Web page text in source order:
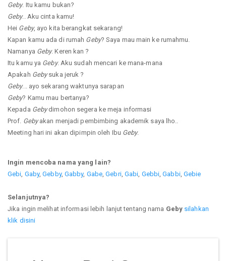
Geby. Itu kamu bukan?
Geby.. Aku cinta kamu!
Hei Geby, ayo kita berangkat sekarang!
Kapan kamu ada di rumah Geby? Saya mau main ke rumahmu.
Namanya Geby. Keren kan ?
Itu kamu ya Geby. Aku sudah mencari ke mana-mana
Apakah Gebysuka jeruk ?
Geby... ayo sekarang waktunya sarapan
Geby? Kamu mau bertanya?
Kepada Gebydimohon segera ke meja informasi
Prof. Gebyakan menjadi pembimbing akademik saya lho..
Meeting hari ini akan dipimpin oleh Ibu Geby.
Ingin mencoba nama yang lain?
Gebi Gaby,Gebby, Gabby, Gabe ,Gebri, Gabi Gebbi ,Gabbi, Gebie
Selanjutnya?
Jika ingin melihat informasi lebih lanjut tentang nama Geby silahkan
klik disini